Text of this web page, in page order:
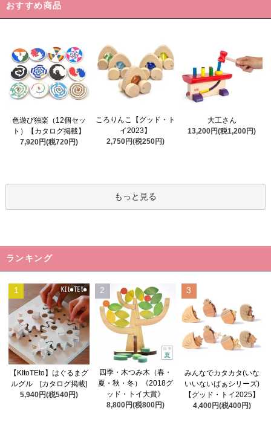
おすすめ商品
色遊び独楽（12個セッ
ト）【カタログ掲載】
7,920円(税720円)
ころりんこ【グッド・ト
イ2023】
2,750円(税250円)
大工さん
13,200円(税1,200円)
もっと見る
ランキング
1
【KItoTEto】はぐるまグ
ルグル [カタログ掲載]
5,940円(税540円)
2
四季・木つみ木（春・
夏・秋・冬）《2018グ
ッド・トイ大賞》
8,800円(税800円)
3
みんなでカタカタ(いな
いいないばぁシリーズ)
【グッド・トイ2025】
4,400円(税400円)